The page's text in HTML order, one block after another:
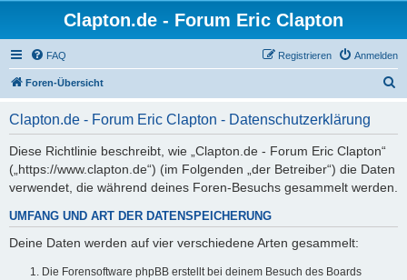
Clapton.de - Forum Eric Clapton
FAQ Anmelden
Registrieren
Foren-Übersicht
Clapton.de - Forum Eric Clapton - Datenschutzerklärung
Diese Richtlinie beschreibt, wie „Clapton.de - Forum Eric Clapton“
(„https://www.clapton.de“) (im Folgenden „der Betreiber“) die Daten
verwendet, die während deines Foren-Besuchs gesammelt werden.
UMFANG UND ART DER DATENSPEICHERUNG
Deine Daten werden auf vier verschiedene Arten gesammelt:
Die Forensoftware phpBB erstellt bei deinem Besuch des Boards